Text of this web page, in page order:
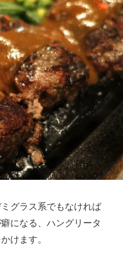
グラス系でもなければ
になる、ハングリータ
けます。